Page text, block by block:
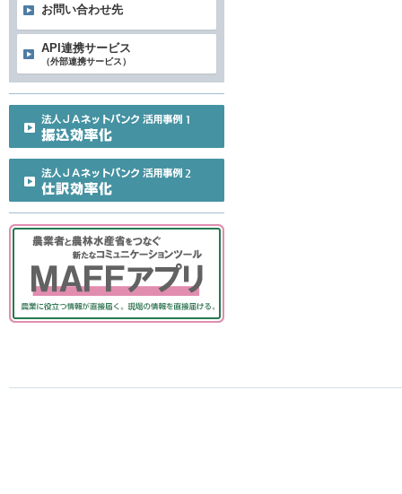
お問い合わせ先
API連携サービス
（外部連携サービス）